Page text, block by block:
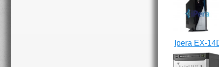
Ipera EX-